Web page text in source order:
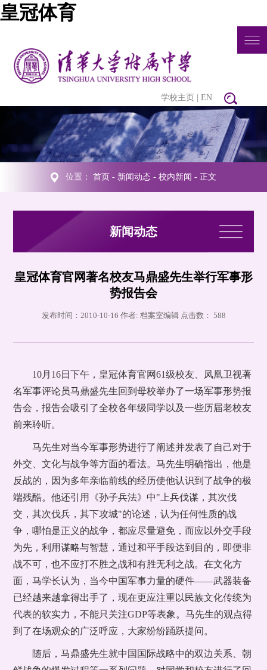
皇冠体育
学校主页 EN
位置： 首页 - 新闻动态 - 校内新闻 - 正文
新闻动态
皇冠体育官网著名校友马鼎盛先生举行军事形
势报告会
发布时间：2010-10-16 作者: 档案室编辑 点击数： 588
10月16日下午，皇冠体育官网61级校友、凤凰卫视著
名军事评论员马鼎盛先生回到母校举办了一场军事形势报
告会，报告会吸引了全校各年级同学以及一些历届老校友
前来聆听。
马先生对当今军事形势进行了阐述并发表了自己对于
外交、文化与战争等方面的看法。马先生明确指出，他是
反战的，因为多年亲临前线的经历使他认识到了战争的极
端残酷。他还引用《孙子兵法》中"上兵伐谋，其次伐
交，其次伐兵，其下攻城"的论述，认为任何性质的战
争，哪怕是正义的战争，都应尽量避免，而应以外交手段
为先，利用谋略与智慧，通过和平手段达到目的，即便非
战不可，也不应打不胜之战和有胜无利之战。在文化方
面，马学长认为，当今中国军事力量的硬件——武器装备
已经越来越拿得出手了，现在更应注重以民族文化传统为
代表的软实力，不能只关注GDP等表象。马先生的观点得
到了在场观众的广泛呼应，大家纷纷踊跃提问。
随后，马鼎盛先生就中国国际战略中的双边关系、朝